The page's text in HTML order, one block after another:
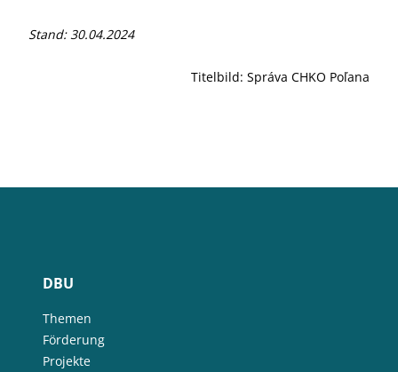
Stand: 30.04.2024
Titelbild: Správa CHKO Poľana
DBU
Themen
Förderung
Projekte